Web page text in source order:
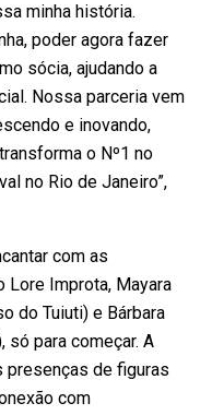
minha história.
poder agora fazer
sócia, ajudando a
Nossa parceria vem
e inovando,
o Nº1 no
no Rio de Janeiro”,
com as
Improta, Mayara
do Tuiuti) e Bárbara
só para começar. A
presenças de figuras
com